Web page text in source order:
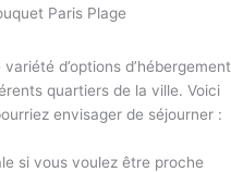
Paris Plage
d’options d’hébergement
quartiers de la ville. Voici
envisager de séjourner :
si vous voulez être proche